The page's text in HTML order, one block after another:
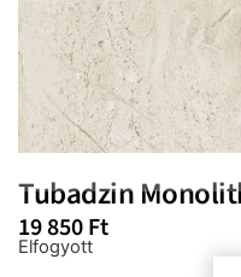
Tubadzin
19 850Ft
Elfogyott